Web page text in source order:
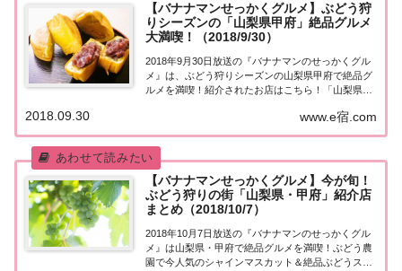
【バナナマンせっかくグルメ】ぶどう狩
りシーズンの「山梨県甲府」絶品グルメ
大満喫！（2018/9/30）
2018年9月30日放送の『バナナマンのせっかくグル
メ』は、ぶどう狩りシーズンの山梨県甲府で絶品グ
ルメを満喫！紹介されたお店はこちら！「山梨県甲
ら食べたほうがいいグルメは何ですか？」日本全国
でバナナマン日村さんが地元民オススメの絶品グ...
www.e宿.com
2018.09.30
【バナナマンせっかくグルメ】今が旬！
ぶどう狩りの街「山梨県・甲府」紹介店
まとめ（2018/10/7）
2018年10月7日放送の『バナナマンのせっかくグル
メ』は山梨県・甲府で絶品グルメを満喫！ぶどう農
園で今人気のシャインマスカット＆絶品ぶどうスイ